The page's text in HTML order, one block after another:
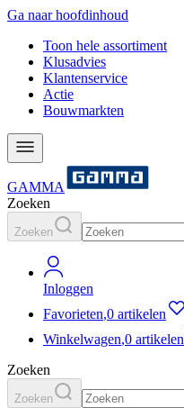
Ga naar hoofdinhoud
Toon hele assortiment
Klusadvies
Klantenservice
Actie
Bouwmarkten
GAMMA
Zoeken
Zoeken
Inloggen
Favorieten,0 artikelen
Winkelwagen,0 artikelen
Zoeken
Zoeken